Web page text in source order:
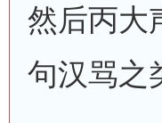
然后丙大
句汉骂之